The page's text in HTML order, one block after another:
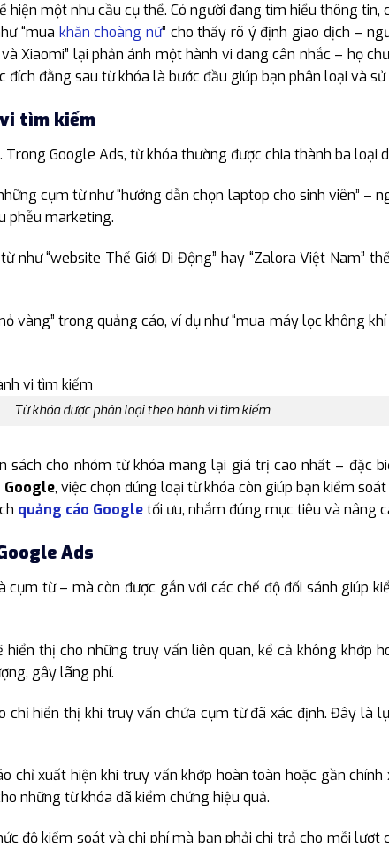
một nhu cầu cụ thể. Có người đang tìm hiểu thông tin,
“mua khăn choàng nữ” cho thấy rõ ý định giao dịch –
Xiaomi” lại phản ánh một hành vi đang cân nhắc – họ
đằng sau từ khóa là bước đầu giúp bạn phân loại và
tìm kiếm
Google Ads, từ khóa thường được chia thành ba loại
cụm từ như “hướng dẫn chọn laptop cho sinh viên” –
phễu marketing.
như “website Thế Giới Di Động” hay “Zalora Việt Nam”
vàng” trong quảng cáo, ví dụ như “mua máy lọc không
Từ khóa được phân loại theo hành vi tìm kiếm
sách cho nhóm từ khóa mang lại giá trị cao nhất – đặc
Google, việc chọn đúng loại từ khóa còn giúp bạn kiểm
quảng cáo Googletối ưu, nhắm đúng mục tiêu và nâng
Ads
từ – mà còn được gắn với các chế độ đối sánh giúp
thị cho những truy vấn liên quan, kể cả không khớp
gây lãng phí.
chỉ hiển thị khi truy vấn chứa cụm từ đã xác định. Đây là
chỉ xuất hiện khi truy vấn khớp hoàn toàn hoặc gần
những từ khóa đã kiểm chứng hiệu quả.
độ kiểm soát và chi phí mà bạn phải chi trả cho mỗi